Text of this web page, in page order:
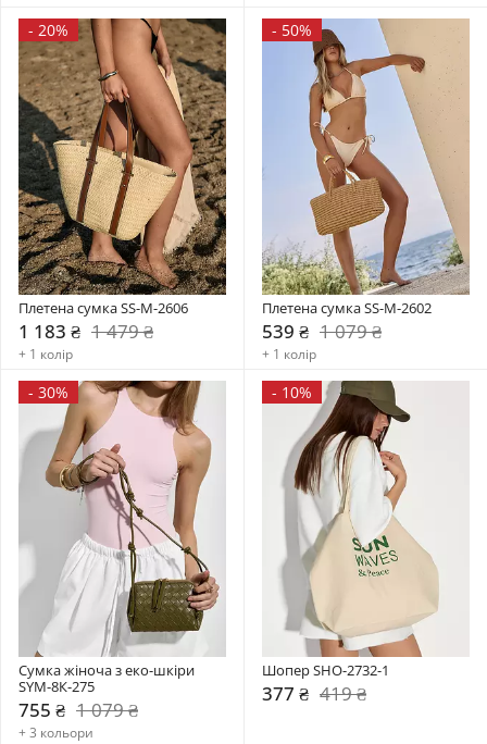
- 20%
Плетена сумка SS-M-2606
1 183 ₴ 1 479 ₴
+ 1 колір
- 50%
Плетена сумка SS-M-2602
539 ₴ 1 079 ₴
+ 1 колір
- 30%
Сумка жіноча з еко-шкіри
SYM-8К-275
755 ₴ 1 079 ₴
+ 3 кольори
- 10%
Шопер SHO-2732-1
377 ₴ 419 ₴